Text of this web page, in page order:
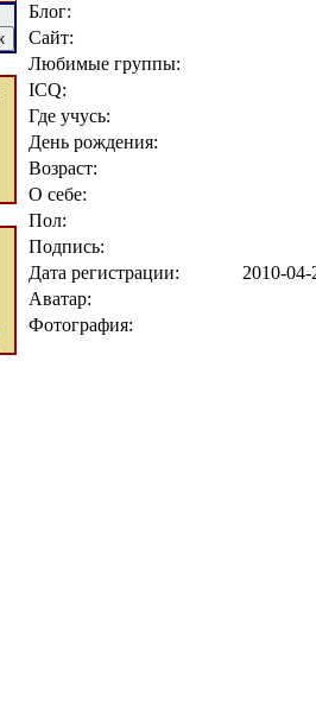
Блог:
Сайт:
Любимые группы:
ICQ:
Где учусь:
День рождения:
Возраст:
О себе:
Пол:
Подпись:
Дата регистрации:
2010-
Аватар:
Фотография: